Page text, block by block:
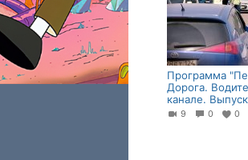
Программа
Дорога.
канале.
9 0 0